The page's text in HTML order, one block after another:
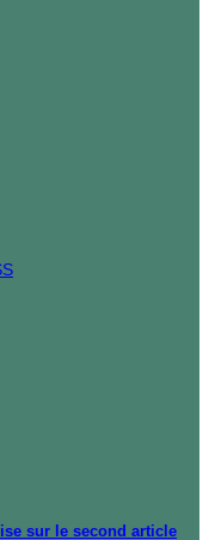
sur le second article